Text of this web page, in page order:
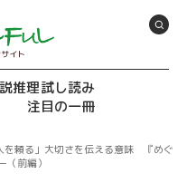
イト
推理試し読み
注目の一冊
を頼る」大切さを伝える意味 『めぐ
前編）